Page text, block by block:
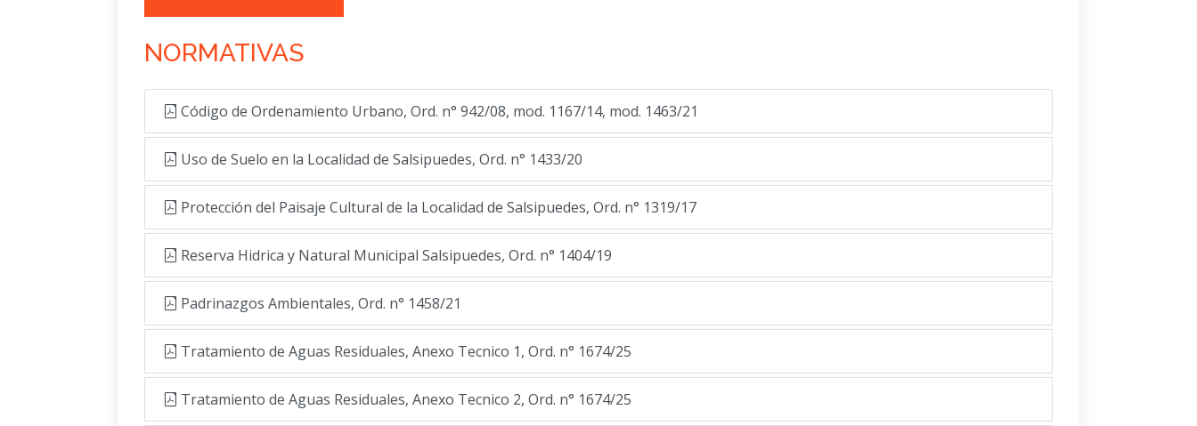
NORMATIVAS
Código de Ordenamiento Urbano, Ord. n° 942/08, mod. 1167/14, mod. 1463/21
Uso de Suelo en la Localidad de Salsipuedes, Ord. n° 1433/20
Protección del Paisaje Cultural de la Localidad de Salsipuedes, Ord. n° 1319/17
Reserva Hidrica y Natural Municipal Salsipuedes, Ord. n° 1404/19
Padrinazgos Ambientales, Ord. n° 1458/21
Tratamiento de Aguas Residuales, Anexo Tecnico 1, Ord. n° 1674/25
Tratamiento de Aguas Residuales, Anexo Tecnico 2, Ord. n° 1674/25